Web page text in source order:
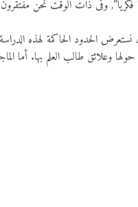
وفى ذات الوقت نحن
الحدود الحاكمة لهذه
حولها وعلائق طالب العلم بها.